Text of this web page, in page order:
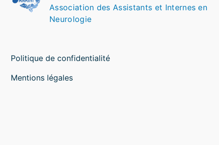
Association des Assistants et Internes en
Neurologie
Politique de confidentialité
Mentions légales